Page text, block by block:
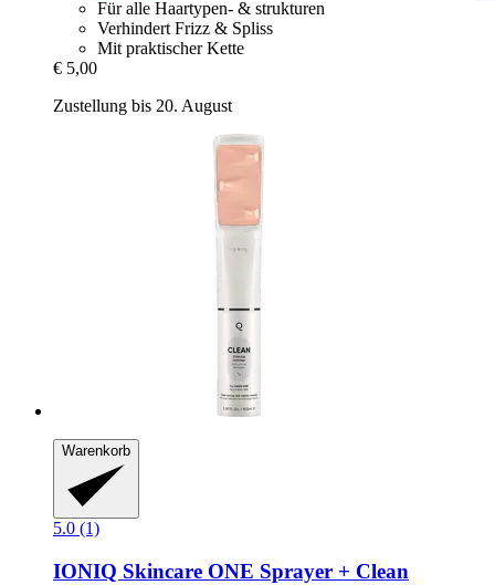
Für alle Haartypen- & strukturen
Verhindert Frizz & Spliss
Mit praktischer Kette
€ 5,00
Zustellung bis 20. August
Warenkorb
5.0 (1)
IONIQ Skincare ONE Sprayer + Clean